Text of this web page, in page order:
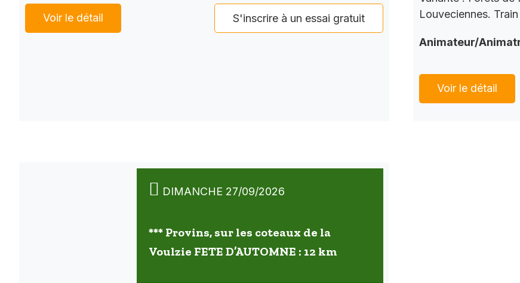
Voir le détail S'inscrire à un essai gratuit
Louveciennes.
Animateur/
Voir le détail
DIMANCHE 27/09/2026
*** Provins, sur les coteaux de la
Voulzie FETE D’AUTOMNE : 12 km